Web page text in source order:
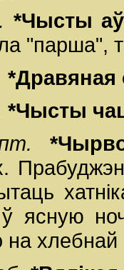
*Чысты
"парша",
*Дравяная
*Чысты
ў ясную
на хлебнай